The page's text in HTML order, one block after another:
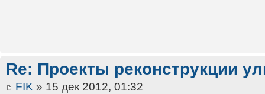
Re: Проекты реконструкции
FIK » 15 дек 2012, 01:32